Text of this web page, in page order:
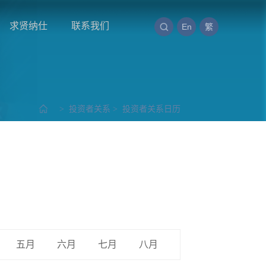
求贤纳仕 联系我们 En 繁
> 投资者关系 > 投资者关系日历
五月 六月 七月 八月